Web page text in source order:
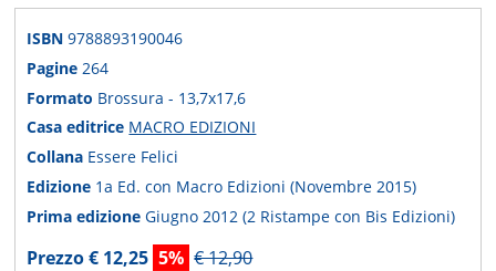
ISBN9788893190046
Pagine264
Formato Brossura - 13,7x17,6
Casa editrice MACRO EDIZIONI
Collana Essere Felici
Edizione 1a Ed. con Macro Edizioni (Novembre 2015)
Prima edizioneGiugno 2012 (2 Ristampe con Bis Edizioni)
Prezzo € 12,25 5% € 12,90